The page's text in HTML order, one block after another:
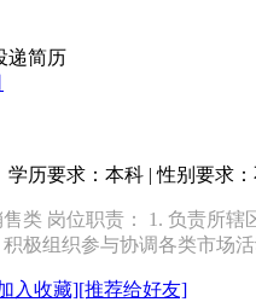
学历要求：本科 | 性别要求：
类 岗位职责： 1. 负责所
极组织参与协调各类市场
入收藏][推荐给好友]